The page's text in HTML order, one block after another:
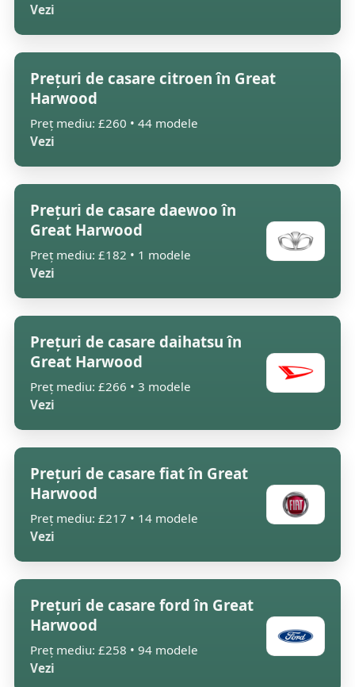
Vezi
Prețuri de casare citroen în Great
Harwood
Preț mediu: £260 • 44 modele
Vezi
Prețuri de casare daewoo în
Great Harwood
Preț mediu: £182 • 1 modele
Vezi
Prețuri de casare daihatsu în
Great Harwood
Preț mediu: £266 • 3 modele
Vezi
Prețuri de casare fiat în Great
Harwood
Preț mediu: £217 • 14 modele
Vezi
Prețuri de casare ford în Great
Harwood
Preț mediu: £258 • 94 modele
Vezi